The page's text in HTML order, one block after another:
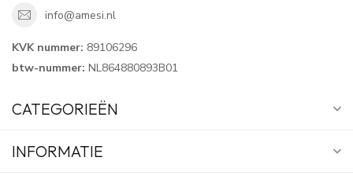
info@amesi.nl
KVK nummer: 89106296
btw-nummer: NL864880893B01
CATEGORIEËN
INFORMATIE